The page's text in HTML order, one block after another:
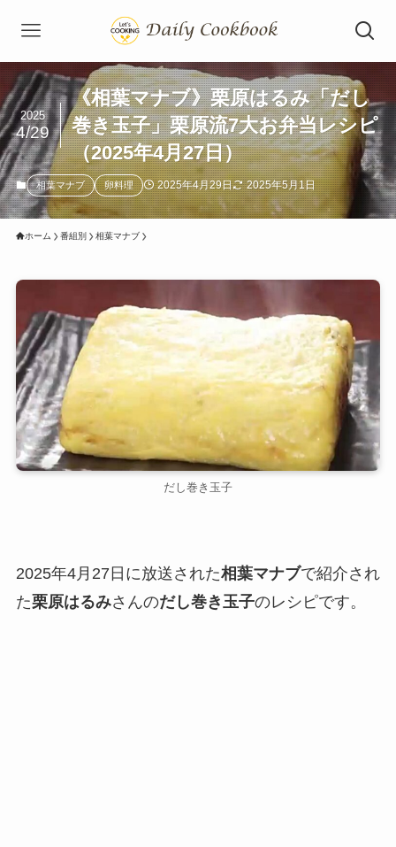
《相葉マナブ》栗原はるみ「だし
巻き玉子」栗原流7大お弁当レシピ
（2025年4月27日）
2025
4/29
相葉マナブ 卵料理 2025年4月29日 2025年5月1日
ホーム 番組別 相葉マナブ
だし巻き玉子
2025年4月27日に放送された相葉マナブで紹介され
た栗原はるみさんのだし巻き玉子のレシピです。